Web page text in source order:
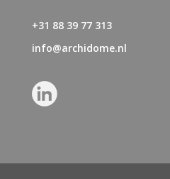
+31 88 39 77 313
info@archidome.nl